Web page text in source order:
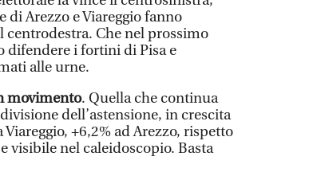
Arezzo e Viareggio fanno
centrodestra. Che nel prossimo
difendere i fortini di Pisa e
alle urne.
movimento. Quella che continua
dell’astensione, in crescita
+6,2% ad Arezzo, rispetto
visibile nel caleidoscopio. Basta